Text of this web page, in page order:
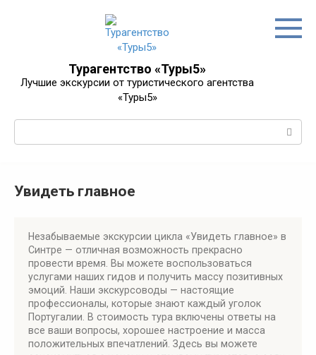
Турагентство «Туры5»
Лучшие экскурсии от туристического агентства
«Туры5»
Увидеть главное
Незабываемые экскурсии цикла «Увидеть главное» в
Синтре — отличная возможность прекрасно
провести время. Вы можете воспользоваться
услугами наших гидов и получить массу позитивных
эмоций. Наши экскурсоводы — настоящие
профессионалы, которые знают каждый уголок
Португалии. В стоимость тура включены ответы на
все ваши вопросы, хорошее настроение и масса
положительных впечатлений. Здесь вы можете